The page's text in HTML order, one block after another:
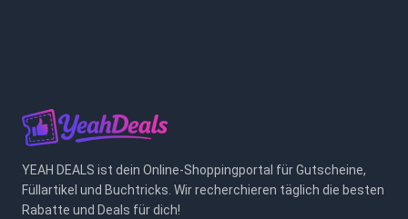
YEAH DEALS ist dein Online-Shoppingportal für Gutscheine,
Füllartikel und Buchtricks. Wir recherchieren täglich die besten
Rabatte und Deals für dich!